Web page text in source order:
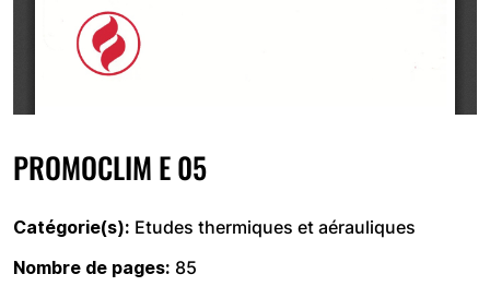
PROMOCLIM E 05
Catégorie(s) Etudes thermiques et aérauliques
Nombre de pages 85